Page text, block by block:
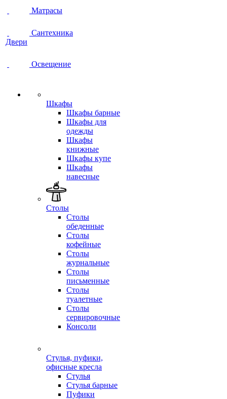
Матрасы
Сантехника
Двери
Освещение
Шкафы
Шкафы барные
Шкафы для
одежды
Шкафы
книжные
Шкафы купе
Шкафы
навесные
Столы
Столы
обеденные
Столы
кофейные
Столы
журнальные
Столы
письменные
Столы
туалетные
Столы
сервировочные
Консоли
Стулья, пуфики,
офисные кресла
Стулья
Стулья барные
Пуфики